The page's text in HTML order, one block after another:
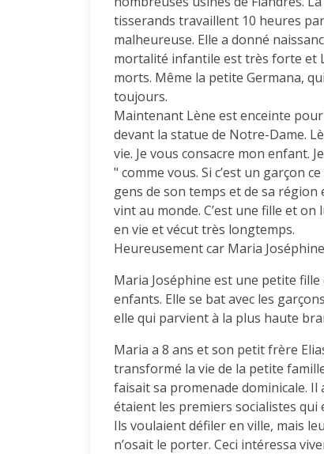
tisserands travaillent 10 heures
malheureuse. Elle a donné
mortalité infantile est très forte et
morts. Même la petite Germana,
toujours.
Maintenant Lène est enceinte
devant la statue de Notre-Dame.
vie. Je vous consacre mon enfant.
" comme vous. Si c’est un garçon
gens de son temps et de sa région
vint au monde. C’est une fille et
en vie et vécut très longtemps.
Heureusement car Maria
Maria Joséphine est une petite
enfants. Elle se bat avec les
elle qui parvient à la plus haute
Maria a 8 ans et son petit frère
transformé la vie de la petite
faisait sa promenade dominicale.
étaient les premiers socialistes qui
Ils voulaient défiler en ville, mais
n’osait le porter. Ceci intéressa